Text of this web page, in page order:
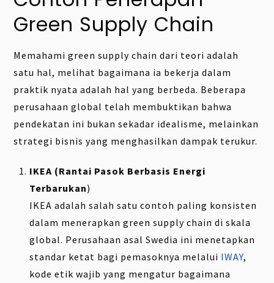
Green Supply Chain
Memahami green supply chain dari teori adalah
satu hal, melihat bagaimana ia bekerja dalam
praktik nyata adalah hal yang berbeda. Beberapa
perusahaan global telah membuktikan bahwa
pendekatan ini bukan sekadar idealisme, melainkan
strategi bisnis yang menghasilkan dampak terukur.
IKEA (Rantai Pasok Berbasis Energi
Terbarukan)
IKEA adalah salah satu contoh paling konsisten
dalam menerapkan green supply chain di skala
global. Perusahaan asal Swedia ini menetapkan
standar ketat bagi pemasoknya melalui IWAY,
kode etik wajib yang mengatur bagaimana